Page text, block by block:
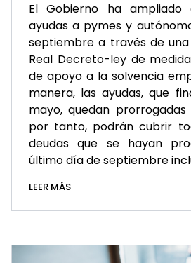
El Gobierno ha
ayudas a pymes y
septiembre a través de
Real Decreto-ley de
de apoyo a la solvencia
manera, las ayudas, que
mayo, quedan
por tanto, podrán cubrir
deudas que se hayan
último día de septiembre
LEER MÁS